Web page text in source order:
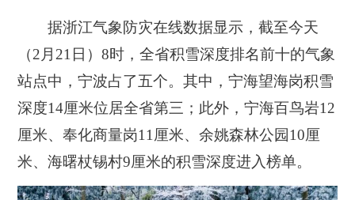
据浙江气象防灾在线数据显示，截至今天
（2月21日）8时，全省积雪深度排名前十的气象
站点中，宁波占了五个。其中，宁海望海岗积雪
深度14厘米位居全省第三；此外，宁海百鸟岩12
厘米、奉化商量岗11厘米、余姚森林公园10厘
米、海曙杖锡村9厘米的积雪深度进入榜单。